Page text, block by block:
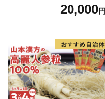
20,000円